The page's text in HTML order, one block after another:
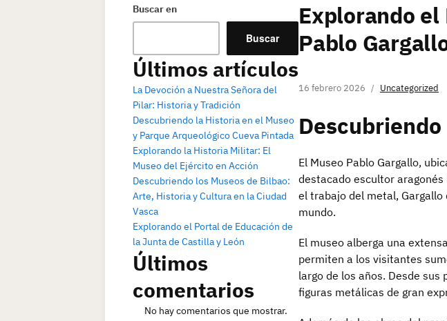
Buscar en
Buscar
Últimos artículos
La Devoción a Nuestra Señora del
Pilar: Historia y Tradición
Descubriendo la Historia en el Museo
y Parque Arqueológico Cueva Pintada
Explorando la Historia Militar: El
Museo del Ejército en Acción
Descubriendo los Museos de Bilbao:
Arte, Historia y Cultura en la Ciudad
Vasca
Explorando el Portal de Educación de
la Junta de Castilla y León
Últimos
comentarios
No hay comentarios que mostrar.
Explorando el
Pablo
16 febrero 2026 Uncategorized
El Museo Pablo Gargallo,
destacado escultor
el trabajo del metal,
mundo.
El museo alberga una
permiten a los visitantes
largo de los años. Desde
figuras metálicas de gran